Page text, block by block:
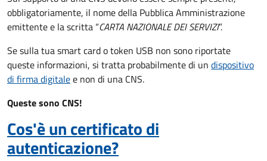
obbligatoriamente, il nome della Pubblica Amministrazione
emittente e la scritta “CARTA NAZIONALE DEI SERVIZI”.
Se sulla tua smart card o token USB non sono riportate
queste informazioni, si tratta probabilmente di un dispositivo
di firma digitalee non di una CNS.
Queste sono CNS!
Cos'è un certificato di
autenticazione?